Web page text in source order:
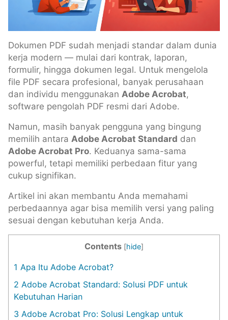
Dokumen PDF sudah menjadi standar dalam dunia
kerja modern — mulai dari kontrak, laporan,
formulir, hingga dokumen legal. Untuk mengelola
file PDF secara profesional, banyak perusahaan
dan individu menggunakan Adobe Acrobat,
software pengolah PDF resmi dari Adobe.
Namun, masih banyak pengguna yang bingung
memilih antara Adobe Acrobat Standard dan
Adobe Acrobat Pro. Keduanya sama-sama
powerful, tetapi memiliki perbedaan fitur yang
cukup signifikan.
Artikel ini akan membantu Anda memahami
perbedaannya agar bisa memilih versi yang paling
sesuai dengan kebutuhan kerja Anda.
Contents [hide]
1 Apa Itu Adobe Acrobat?
2 Adobe Acrobat Standard: Solusi PDF untuk
Kebutuhan Harian
3 Adobe Acrobat Pro: Solusi Lengkap untuk